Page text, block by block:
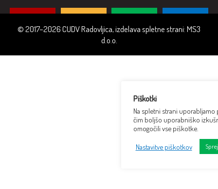
© 2017–2026 CUDV Radovljica, izdelava spletne strani:MS3
d.o.o.
Piškotki
Na spletni strani
čim boljšo uporabniško
omogočili vse piškotke.
Nastavitve piškotkov